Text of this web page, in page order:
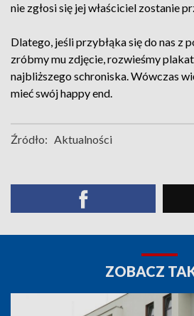
nie zgłosi się jej właściciel zostanie
Dlatego, jeśli przybłąka się do nas z
zróbmy mu zdjęcie, rozwieśmy
najbliższego schroniska. Wówczas
mieć swój happy end.
Źródło: Aktualności
ZOBACZ